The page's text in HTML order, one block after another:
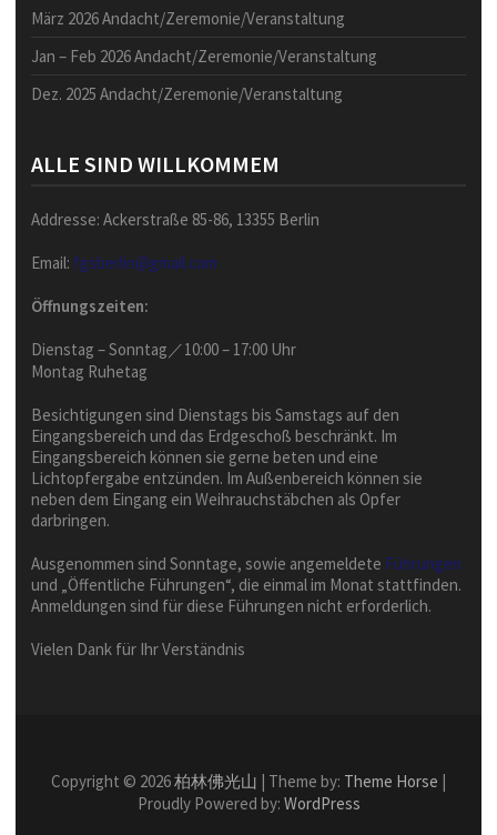
März 2026 Andacht/Zeremonie/Veranstaltung
Jan – Feb 2026 Andacht/Zeremonie/Veranstaltung
Dez. 2025 Andacht/Zeremonie/Veranstaltung
ALLE SIND WILLKOMMEM
Addresse: Ackerstraße 85-86, 13355 Berlin
Email: fgsberlin@gmail.com
Öffnungszeiten:
Dienstag – Sonntag／10:00 – 17:00 Uhr
Montag Ruhetag
Besichtigungen sind Dienstags bis Samstags auf den
Eingangsbereich und das Erdgeschoß beschränkt. Im
Eingangsbereich können sie gerne beten und eine
Lichtopfergabe entzünden. Im Außenbereich können sie
neben dem Eingang ein Weihrauchstäbchen als Opfer
darbringen.
Ausgenommen sind Sonntage, sowie angemeldete Führungen
und „Öffentliche Führungen“, die einmal im Monat stattfinden.
Anmeldungen sind für diese Führungen nicht erforderlich.
Vielen Dank für Ihr Verständnis
Copyright © 2026柏林佛光山 | Theme by: Theme Horse |
Proudly Powered by: WordPress